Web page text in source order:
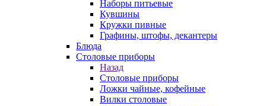
Наборы питьевые
Кувшины
Кружки пивные
Графины, штофы, декантеры
Блюда
Столовые приборы
Назад
Столовые приборы
Ложки чайные, кофейные
Вилки столовые